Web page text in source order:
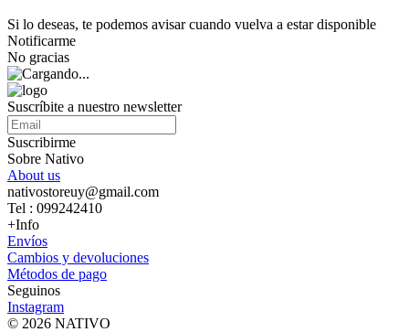
Si lo deseas, te podemos avisar cuando vuelva a estar disponible
Notificarme
No gracias
Suscríbite a nuestro newsletter
Suscribirme
Sobre Nativo
About us
nativostoreuy@gmail.com
Tel : 099242410
+Info
Envíos
Cambios y devoluciones
Métodos de pago
Seguinos
Instagram
© 2026 NATIVO